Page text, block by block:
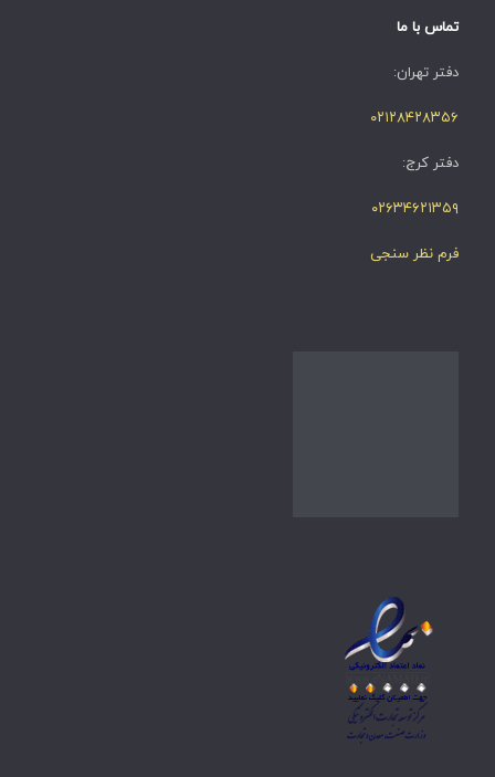
تماس با ما
دفتر تهران:
۰۲۱۲۸۴۲۸۳۵۶
دفتر کرج:
۰۲۶۳۴۶۲۱۳۵۹
فرم نظر سنجی